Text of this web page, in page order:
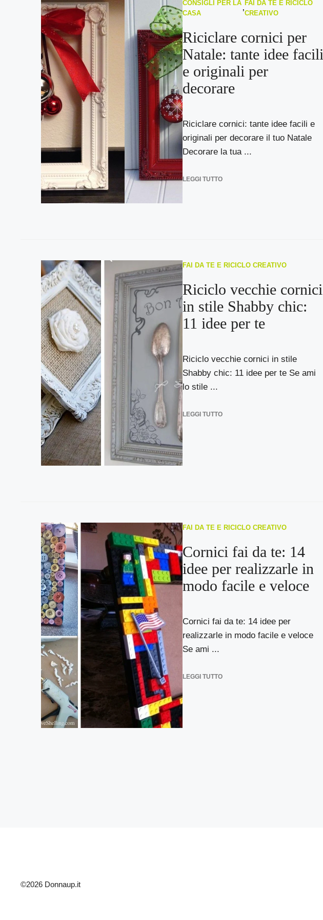
CONSIGLI PER LA
CASA
,
FAI DA TE E RICICLO
CREATIVO
Riciclare cornici per
Natale: tante idee facili
e originali per
decorare
Riciclare cornici: tante idee facili e
originali per decorare il tuo Natale
Decorare la tua ...
LEGGI TUTTO
FAI DA TE E RICICLO CREATIVO
Riciclo vecchie cornici
in stile Shabby chic:
11 idee per te
Riciclo vecchie cornici in stile
Shabby chic: 11 idee per te Se ami
lo stile ...
LEGGI TUTTO
FAI DA TE E RICICLO CREATIVO
Cornici fai da te: 14
idee per realizzarle in
modo facile e veloce
Cornici fai da te: 14 idee per
realizzarle in modo facile e veloce
Se ami ...
LEGGI TUTTO
©2026 Donnaup.it